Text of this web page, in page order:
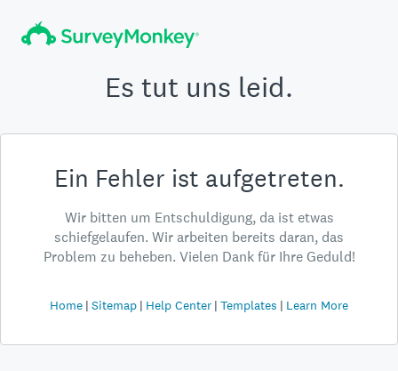
Es tut uns leid.
Ein Fehler ist aufgetreten.
Wir bitten um Entschuldigung, da ist etwas
schiefgelaufen. Wir arbeiten bereits daran, das
Problem zu beheben. Vielen Dank für Ihre Geduld!
Home Sitemap Help Center Templates Learn More